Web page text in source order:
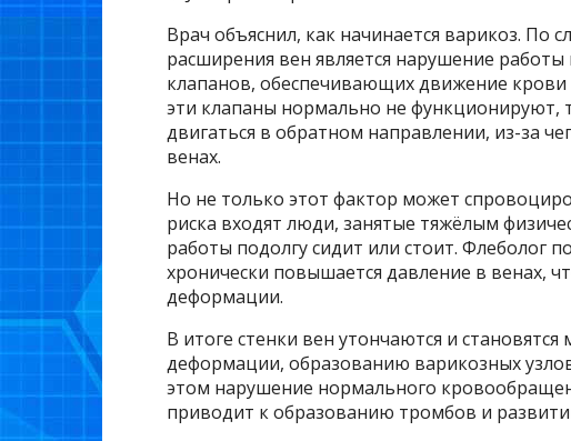
Врач объяснил, как начинается варикоз. По
расширения вен является нарушение
клапанов, обеспечивающих движение
эти клапаны нормально не функционируют,
двигаться в обратном направлении, из-за
венах.
Но не только этот фактор может
риска входят люди, занятые тяжёлым
работы подолгу сидит или стоит. Флеболог
хронически повышается давление в венах,
деформации.
В итоге стенки вен утончаются и
деформации, образованию варикозных
этом нарушение нормального
приводит к образованию тромбов и